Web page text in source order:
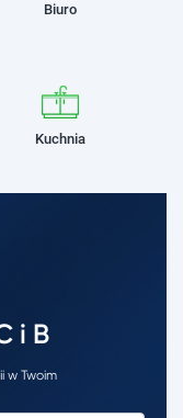
Biuro
Kuchnia
i B
w Twoim